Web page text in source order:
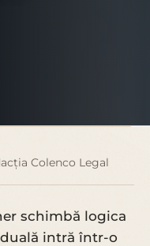
Colenco Legal
schimbă logica
intră într-o